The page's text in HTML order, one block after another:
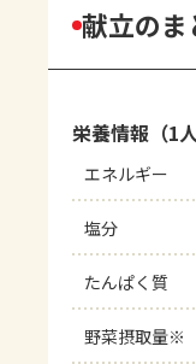
献立のま
栄養情報（1人
エネルギー
塩分
たんぱく質
野菜摂取量※